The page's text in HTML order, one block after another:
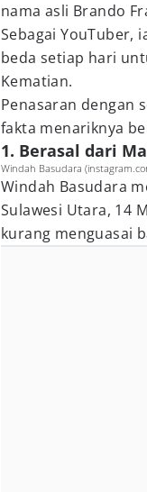
nama asli Brando
Sebagai YouTuber,
beda setiap hari
Kematian.
Penasaran dengan
fakta menariknya
1. Berasal dari
Windah Basudara
Windah Basudara
Sulawesi Utara, 14
kurang menguasai